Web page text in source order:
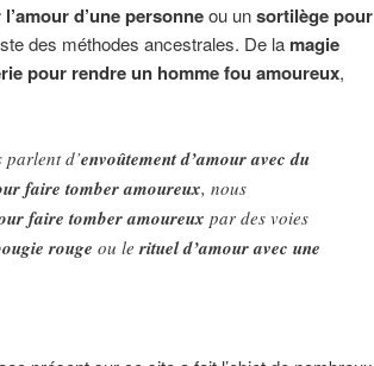
d’une personneou unsortilège pour
des méthodes ancestrales. De la magie
pour rendre un homme fou amoureux,
parlent d’envoûtement d’amour avec du
faire tomber amoureux, nous
faire tomber amoureux par des voies
rouge ou lerituel d’amour avec une